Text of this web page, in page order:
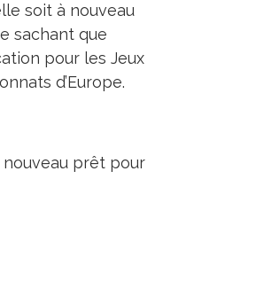
soit à nouveau
sachant que
pour les Jeux
d’Europe.
nouveau prêt pour